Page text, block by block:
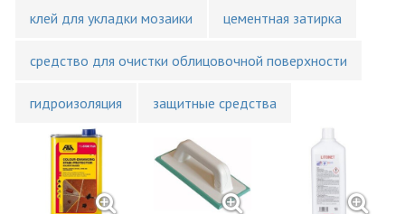
клей для укладки мозаики цементная затирка
средство для очистки облицовочной поверхности
гидроизоляция защитные средства